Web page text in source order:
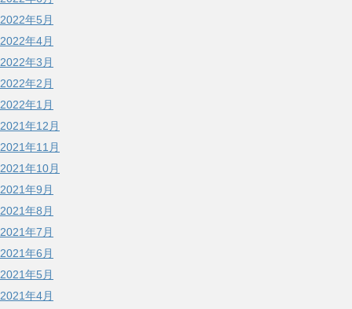
2022年5月
2022年4月
2022年3月
2022年2月
2022年1月
2021年12月
2021年11月
2021年10月
2021年9月
2021年8月
2021年7月
2021年6月
2021年5月
2021年4月